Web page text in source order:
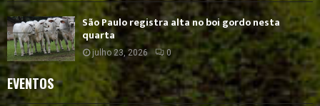
São Paulo registra alta no boi gordo nesta
quarta
julho 23, 2026 0
EVENTOS